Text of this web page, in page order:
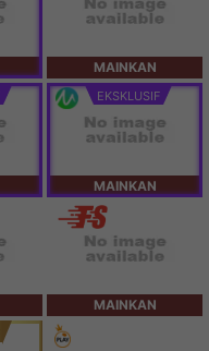
MAINKAN
EKSKLUSIF
MAINKAN
MAINKAN